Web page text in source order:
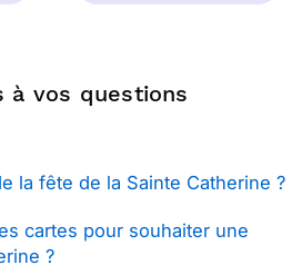
à vos questions
la fête de la Sainte Catherine ?
cartes pour souhaiter une
?